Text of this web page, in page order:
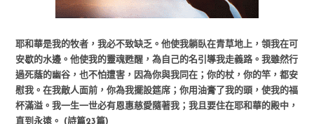
耶和華是我的牧者，我必不致缺乏。他使我躺臥在青草地上，領我在可
安歇的水邊。他使我的靈魂甦醒，為自己的名引導我走義路。我雖然行
過死蔭的幽谷，也不怕遭害，因為你與我同在；你的杖，你的竿，都安
慰我。在我敵人面前，你為我擺設筵席；你用油膏了我的頭，使我的福
杯滿溢。我一生一世必有恩惠慈愛隨著我；我且要住在耶和華的殿中，
直到永遠。 (詩篇23篇)